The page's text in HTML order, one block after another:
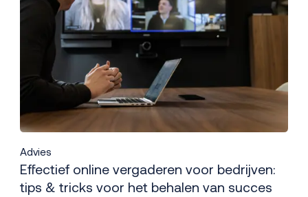
Advies
Effectief online vergaderen voor bedrijven:
tips & tricks voor het behalen van succes